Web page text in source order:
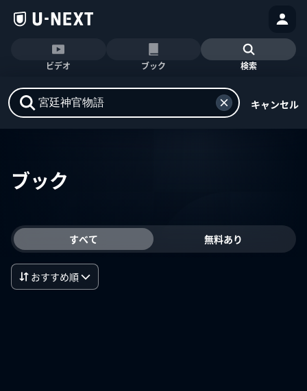
ビデオ ブック 検索
キャンセル
ブック
すべて 無料あり
おすすめ順